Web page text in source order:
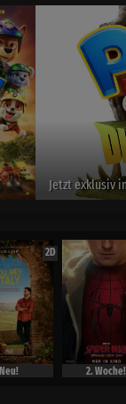
2D
Neu! 2. Woche!